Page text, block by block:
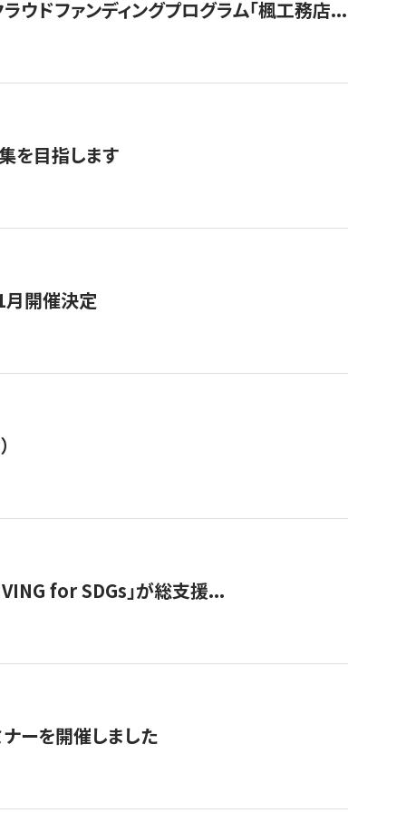
ドファンディングプログラム「楓工務店...
を目指します
月開催決定
for SDGs」が総支援...
ーを開催しました